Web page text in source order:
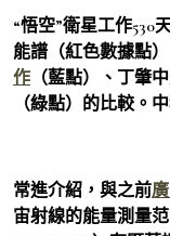
“悟空”衛星工作530
能譜（紅色數據點
作 （藍點）、丁肇
（綠點）的比較。
常進介紹，與之前
宙射線的能量測量